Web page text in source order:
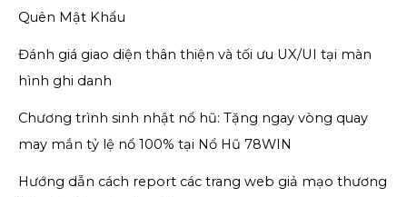
Quên Mật Khẩu
Đánh giá giao diện thân thiện và tối ưu UX/UI tại màn
hình ghi danh
Chương trình sinh nhật nổ hũ: Tặng ngay vòng quay
may mắn tỷ lệ nổ 100% tại Nổ Hũ 78WIN
Hướng dẫn cách report các trang web giả mạo thương